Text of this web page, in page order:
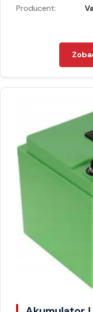
Producent: